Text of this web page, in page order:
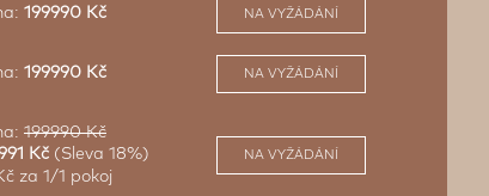
199990 Kč NA VYŽÁDÁNÍ
199990 Kč NA VYŽÁDÁNÍ
199990 Kč
Kč (Sleva 18%) NA VYŽÁDÁNÍ
za 1/1 pokoj